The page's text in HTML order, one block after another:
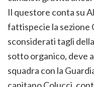
Il questore conta su
fattispecie la sezione
sconsiderati tagli
sotto organico, deve
squadra con la